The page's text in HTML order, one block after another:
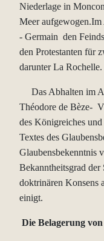
Niederlage in
Meer
- Germain den
den Protestanten für
darunter La Rochelle.
Das Abhalten im
Théodore de Bèze-
des Königreiches
Textes des
Glaubensbekenntnis
Bekanntheitsgrad
doktrinären Konsens
einigt.
Die Belagerung von